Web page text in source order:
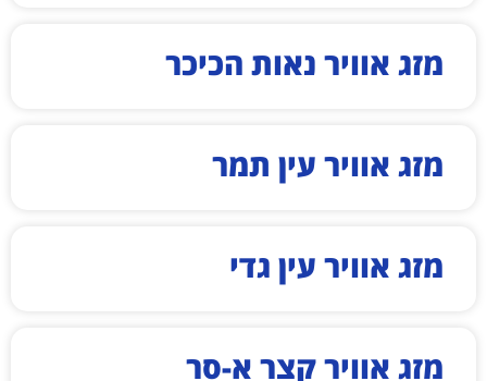
מזג אוויר נאות הכיכר
מזג אוויר עין תמר
מזג אוויר עין גדי
מזג אוויר קצר א-סר